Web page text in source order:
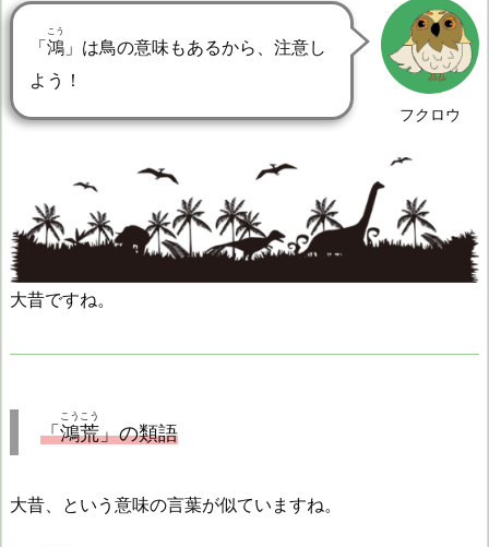
フクロウ
「鴻
こう
」は鳥の意味もあるから、注意し
よう！
大昔ですね。
「鴻荒
こうこう
」の類語
大昔、という意味の言葉が似ていますね。